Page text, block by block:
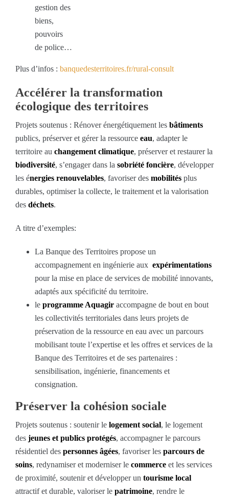
gestion des
biens,
pouvoirs
de police…
Plus d’infos : banquedesterritoires.fr/rural-consult
Accélérer la transformation
écologique des territoires
Projets soutenus : Rénover énergétiquement les bâtiments
publics, préserver et gérer la ressource eau, adapter le
territoire au changement climatique, préserver et restaurer la
biodiversité, s’engager dans la sobriété foncière, développer
les énergies renouvelables, favoriser des mobilités plus
durables, optimiser la collecte, le traitement et la valorisation
des déchets.
A titre d’exemples:
La Banque des Territoires propose un
accompagnement en ingénierie aux expérimentations
pour la mise en place de services de mobilité innovants,
adaptés aux spécificité du territoire.
le programme Aquagiraccompagne de bout en bout
les collectivités territoriales dans leurs projets de
préservation de la ressource en eau avec un parcours
mobilisant toute l’expertise et les offres et services de la
Banque des Territoires et de ses partenaires :
sensibilisation, ingénierie, financements et
consignation.
Préserver la cohésion sociale
Projets soutenus : soutenir le logement social, le logement
des jeunes et publics protégés, accompagner le parcours
résidentiel des personnes âgées, favoriser les parcours de
soins, redynamiser et moderniser le commerce et les services
de proximité, soutenir et développer un tourisme local
attractif et durable, valoriser le patrimoine, rendre le